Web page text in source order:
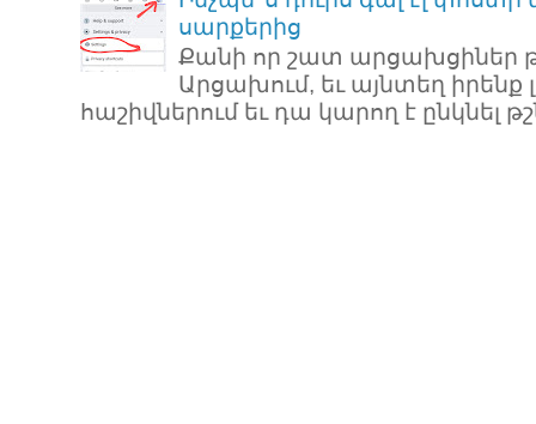
սարքերից
Քանի որ շատ արցախցիներ
Արցախում, եւ այնտեղ իրենք
հաշիվներում եւ դա կարող է ընկնել